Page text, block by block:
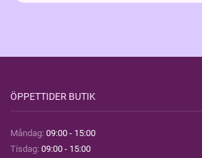
ÖPPETTIDER BUTIK
Måndag: 09:00 - 15:00
Tisdag: 09:00 - 15:00